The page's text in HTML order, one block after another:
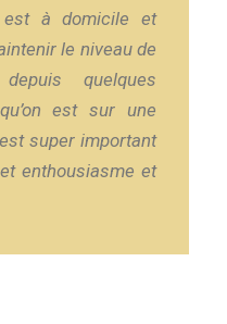
est à domicile et
le niveau de
quelques
est sur une
super important
enthousiasme et